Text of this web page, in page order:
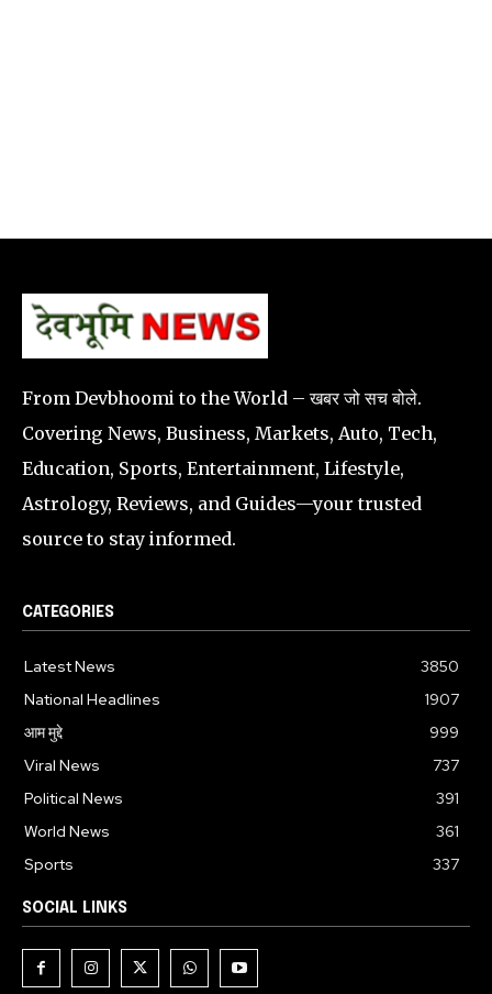
From Devbhoomi to the World – खबर जो सच बोले.
Covering News, Business, Markets, Auto, Tech,
Education, Sports, Entertainment, Lifestyle,
Astrology, Reviews, and Guides—your trusted
source to stay informed.
CATEGORIES
Latest News
3850
National Headlines
1907
आम मुद्दे
999
Viral News
737
Political News
391
World News
361
Sports
337
SOCIAL LINKS